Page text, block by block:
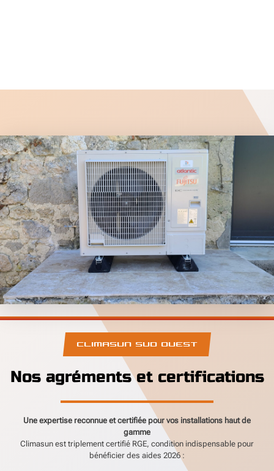
CLIMASUN SUD OUEST
Nos agréments et certifications
Une expertise reconnue et certifiée pour vos installations haut de
gamme
Climasun est triplement certifié RGE, condition indispensable pour
bénéficier des aides 2026 :